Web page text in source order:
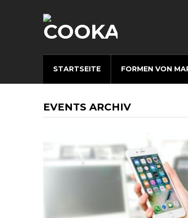
STARTSEITE FORMEN VON
EVENTS ARCHIV